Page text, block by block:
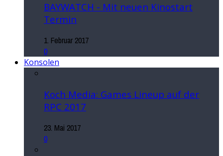
BAYWATCH - Mit neuen Kinostart
Termin
1. Februar 2017
0
Konsolen
Koch Media: Games Lineup auf der
RPC 2017
23. Mai 2017
0